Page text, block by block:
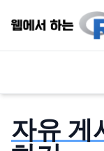
자유 게